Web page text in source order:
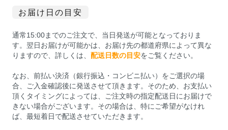
お届け日の目安
通常15:00までのご注文で、当日発送が可能となっておりま
す。翌日お届けが可能かは、お届け先の都道府県によって異な
りますので、詳しくは、 配送日数の目安をご覧ください。
なお、前払い決済（銀行振込・コンビニ払い）をご選択の場
合、ご入金確認後に発送させて頂きます。そのため、お支払い
頂くタイミングによっては、ご注文時の指定配送日にお届けで
きない場合がございます。その場合は、特にご希望がなけれ
ば、最短着日で配送させていただきます。